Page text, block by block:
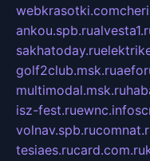
webkrasotki.com
ankou.spb.ru
sakhatoday.ru
golf2club.msk.ru
multimodal.msk.ru
isz-fest.ruewnc.info
volnav.spb.ru
tesiaes.rucard.com.ru